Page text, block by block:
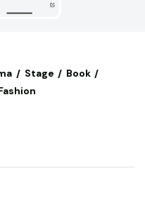
Stage
Book